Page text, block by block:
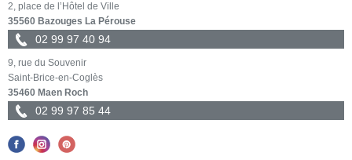
2, place de l’Hôtel de Ville
35560 Bazouges La Pérouse
02 99 97 40 94
9, rue du Souvenir
Saint-Brice-en-Coglès
35460 Maen Roch
02 99 97 85 44